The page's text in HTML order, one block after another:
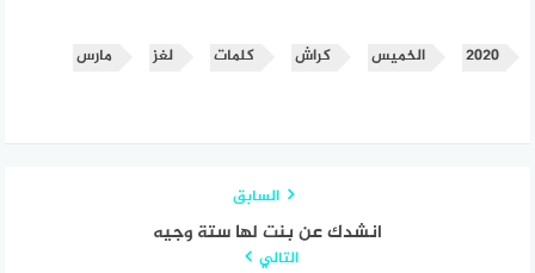
2020 الخميس كراش كلمات لغز مارس
السابق
انشدك عن بنت لها ستة وجيه
التالي